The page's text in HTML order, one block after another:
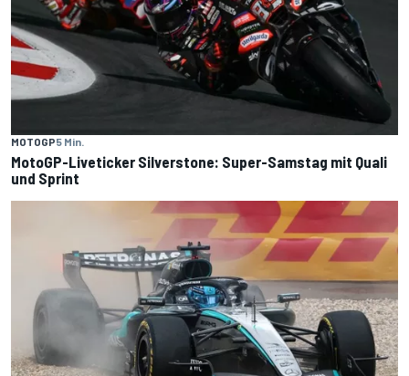
MOTOGP5 Min.
MotoGP-Liveticker Silverstone: Super-Samstag mit Quali
und Sprint